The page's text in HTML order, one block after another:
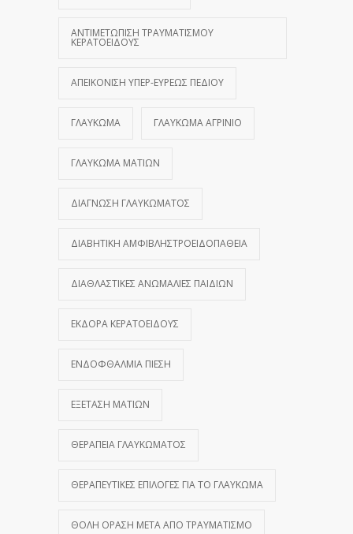
ΑΝΤΙΜΕΤΏΠΙΣΗ ΤΡΑΥΜΑΤΙΣΜΟΎ
ΚΕΡΑΤΟΕΙΔΟΎΣ
ΑΠΕΙΚΌΝΙΣΗ ΥΠΕΡ-ΕΥΡΈΩΣ ΠΕΔΊΟΥ
ΓΛΑΎΚΩΜΑ ΓΛΑΎΚΩΜΑ ΑΓΡΊΝΙΟ
ΓΛΑΎΚΩΜΑ ΜΑΤΙΏΝ
ΔΙΆΓΝΩΣΗ ΓΛΑΥΚΏΜΑΤΟΣ
ΔΙΑΒΗΤΙΚΉ ΑΜΦΙΒΛΗΣΤΡΟΕΙΔΟΠΆΘΕΙΑ
ΔΙΑΘΛΑΣΤΙΚΈΣ ΑΝΩΜΑΛΊΕΣ ΠΑΙΔΙΏΝ
ΕΚΔΟΡΆ ΚΕΡΑΤΟΕΙΔΟΎΣ
ΕΝΔΟΦΘΆΛΜΙΑ ΠΊΕΣΗ
ΕΞΈΤΑΣΗ ΜΑΤΙΏΝ
ΘΕΡΑΠΕΊΑ ΓΛΑΥΚΏΜΑΤΟΣ
ΘΕΡΑΠΕΥΤΙΚΈΣ ΕΠΙΛΟΓΈΣ ΓΙΑ ΤΟ ΓΛΑΎΚΩΜΑ
ΘΟΛΉ ΌΡΑΣΗ ΜΕΤΆ ΑΠΌ ΤΡΑΥΜΑΤΙΣΜΌ